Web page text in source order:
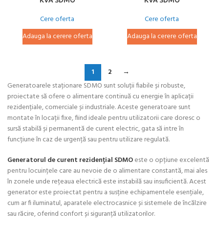
Cere oferta
Adauga la cerere oferta
Cere oferta
Adauga la cerere oferta
1 2
→
Generatoarele staționare SDMO sunt soluții fiabile și robuste,
proiectate să ofere o alimentare continuă cu energie în aplicații
rezidențiale, comerciale și industriale. Aceste generatoare sunt
montate în locații fixe, fiind ideale pentru utilizatorii care doresc o
sursă stabilă și permanentă de curent electric, gata să intre în
funcțiune în caz de urgență sau pentru utilizare regulată.
Generatorul de curent rezidențial SDMOeste o opțiune excelentă
pentru locuințele care au nevoie de o alimentare constantă, mai ales
în zonele unde rețeaua electrică este instabilă sau insuficientă. Acest
generator este proiectat pentru a susține echipamentele esențiale,
cum ar fi iluminatul, aparatele electrocasnice și sistemele de încălzire
sau răcire, oferind confort și siguranță utilizatorilor.